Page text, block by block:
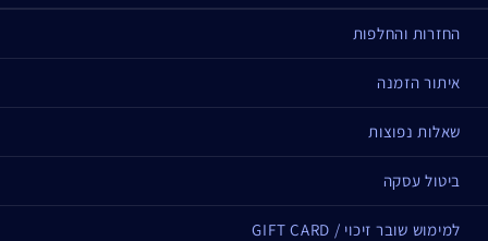
החזרות והחלפות
איתור הזמנה
שאלות נפוצות
ביטול עסקה
למימוש שובר זיכוי / GIFT CARD